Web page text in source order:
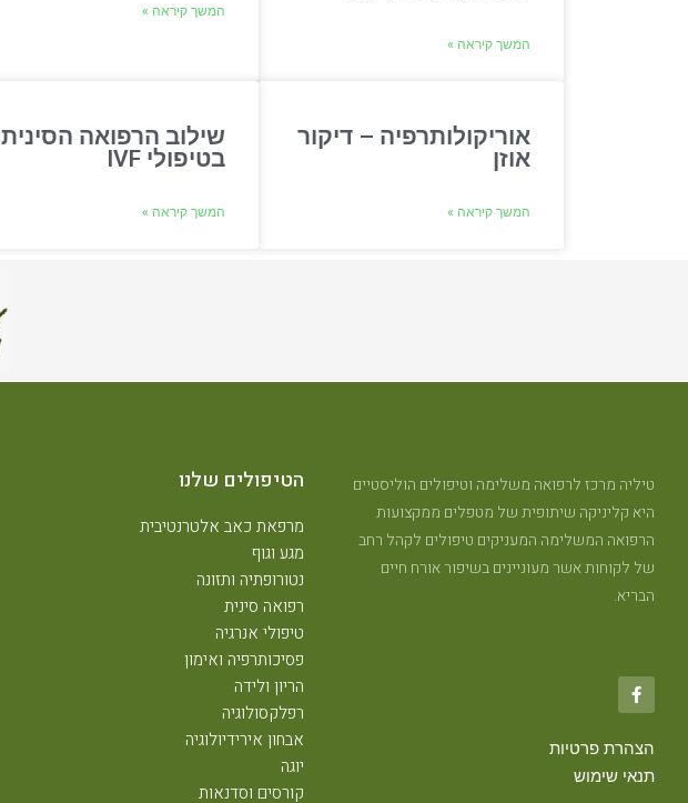
המשך קיראה »
המשך קיראה »
אוריקולותרפיה – דיקור
אוזן
המשך קיראה »
שילוב הרפואה הסינית
בטיפולי IVF
המשך קיראה »
טיליה מרכז לרפואה משלימה וטיפולים הוליסטיים
היא קליניקה שיתופית של מטפלים ממקצועות
הרפואה המשלימה המעניקים טיפולים לקהל רחב
של לקוחות אשר מעוניינים בשיפור אורח חיים
הבריא.
הצהרת פרטיות
תנאי שימוש
הטיפולים שלנו
מרפאת כאב אלטרנטיבית
מגע וגוף
נטורופתיה ותזונה
רפואה סינית
טיפולי אנרגיה
פסיכותרפיה ואימון
הריון ולידה
רפלקסולוגיה
אבחון אירידיולוגיה
יוגה
קורסים וסדנאות